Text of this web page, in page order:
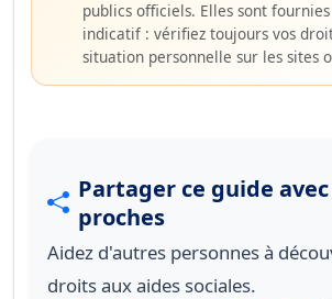
publics officiels. Elles sont
indicatif : vérifiez toujours vos
situation personnelle sur les sites
Partager ce guide
proches
Aidez d'autres personnes à
droits aux aides sociales.